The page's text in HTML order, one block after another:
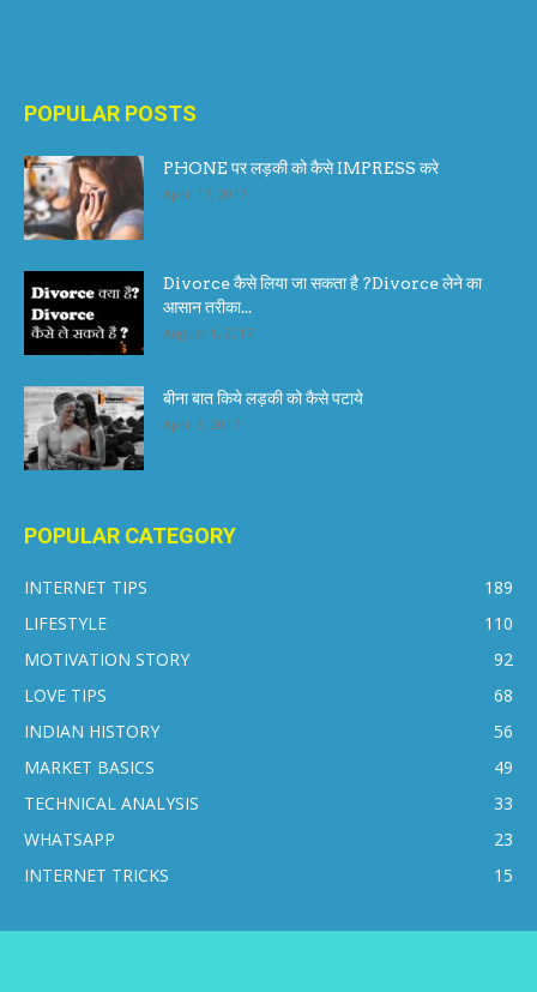
POPULAR POSTS
PHONE पर लड़की को कैसे IMPRESS करे
April 17, 2017
Divorce कैसे लिया जा सकता है ?Divorce लेने का
आसान तरीका...
August 1, 2017
बीना बात किये लड़की को कैसे पटाये
April 6, 2017
POPULAR CATEGORY
INTERNET TIPS
189
LIFESTYLE
110
MOTIVATION STORY
92
LOVE TIPS
68
INDIAN HISTORY
56
MARKET BASICS
49
TECHNICAL ANALYSIS
33
WHATSAPP
23
INTERNET TRICKS
15